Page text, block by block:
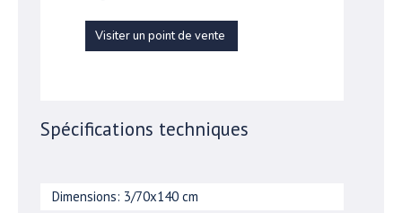
Visiter un point de vente
Spécifications techniques
Dimensions: 3/70x140 cm